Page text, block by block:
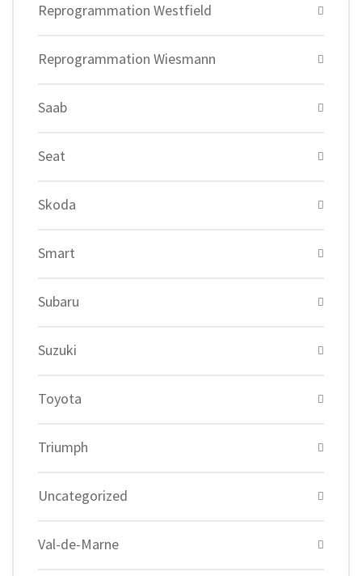
Reprogrammation Westfield
Reprogrammation Wiesmann
Saab
Seat
Skoda
Smart
Subaru
Suzuki
Toyota
Triumph
Uncategorized
Val-de-Marne